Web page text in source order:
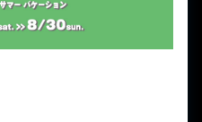
資料ダウンロード